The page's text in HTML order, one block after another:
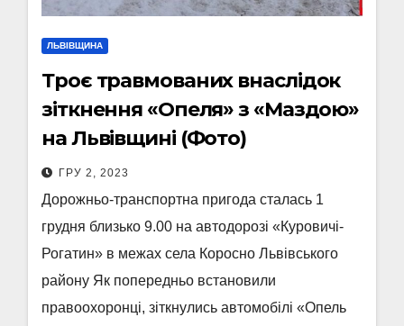
ЛЬВІВЩИНА
Троє травмованих внаслідок
зіткнення «Опеля» з «Маздою»
на Львівщині (Фото)
ГРУ 2, 2023
Дорожньо-транспортна пригода сталась 1
грудня близько 9.00 на автодорозі «Куровичі-
Рогатин» в межах села Коросно Львівського
району Як попередньо встановили
правоохоронці, зіткнулись автомобілі «Опель